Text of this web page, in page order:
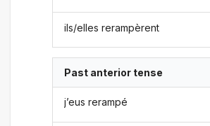
ils/elles rerampèrent
Past anterior tense
j’eus rerampé